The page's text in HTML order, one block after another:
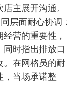
主展开沟通。
层面耐心协调：
营的重要性，
时指出排放口
。在网格员的耐
，当场承诺整